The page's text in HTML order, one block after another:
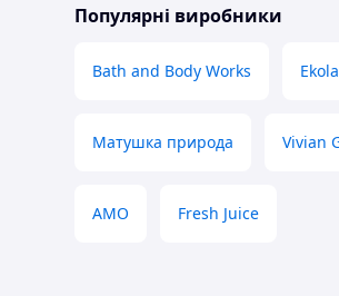
Популярні виробники
Bath and Body Works
Матушка природа Vivian
AMO Fresh Juice